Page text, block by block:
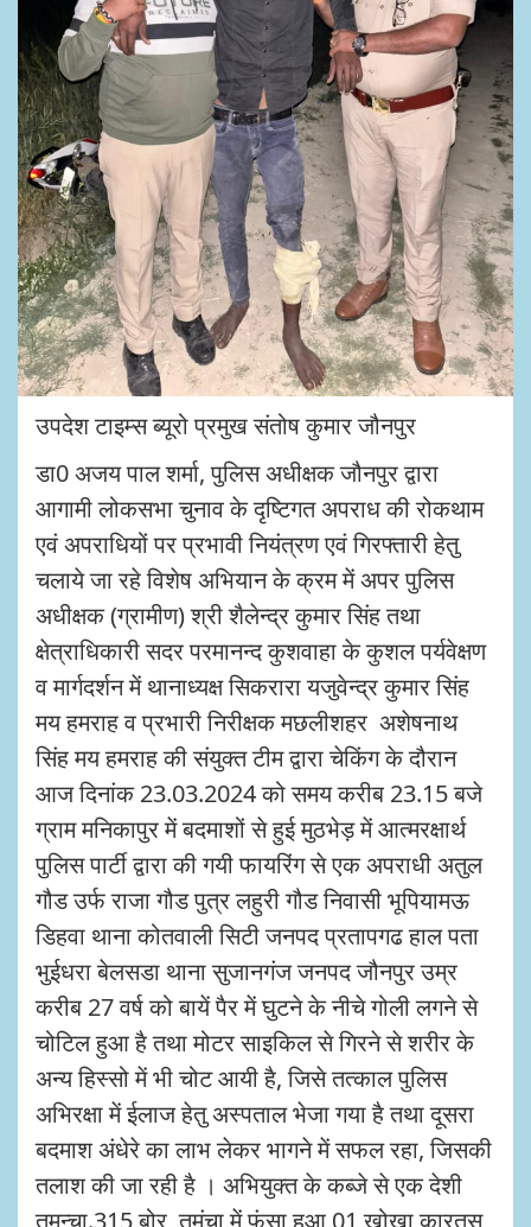
उपदेश टाइम्स ब्यूरो प्रमुख संतोष कुमार जौनपुर
डा0 अजय पाल शर्मा, पुलिस अधीक्षक जौनपुर द्वारा
आगामी लोकसभा चुनाव के दृष्टिगत अपराध की रोकथाम
एवं अपराधियों पर प्रभावी नियंत्रण एवं गिरफ्तारी हेतु
चलाये जा रहे विशेष अभियान के क्रम में अपर पुलिस
अधीक्षक (ग्रामीण) श्री शैलेन्द्र कुमार सिंह तथा
क्षेत्राधिकारी सदर परमानन्द कुशवाहा के कुशल पर्यवेक्षण
व मार्गदर्शन में थानाध्यक्ष सिकरारा यजुवेन्द्र कुमार सिंह
मय हमराह व प्रभारी निरीक्षक मछलीशहर अशेषनाथ
सिंह मय हमराह की संयुक्त टीम द्वारा चेकिंग के दौरान
आज दिनांक 23.03.2024 को समय करीब 23.15 बजे
ग्राम मनिकापुर में बदमाशों से हुई मुठभेड़ में आत्मरक्षार्थ
पुलिस पार्टी द्वारा की गयी फायरिंग से एक अपराधी अतुल
गौड उर्फ राजा गौड पुत्र लहुरी गौड निवासी भूपियामऊ
डिहवा थाना कोतवाली सिटी जनपद प्रतापगढ हाल पता
भुईधरा बेलसडा थाना सुजानगंज जनपद जौनपुर उम्र
करीब 27 वर्ष को बायें पैर में घुटने के नीचे गोली लगने से
चोटिल हुआ है तथा मोटर साइकिल से गिरने से शरीर के
अन्य हिस्सो में भी चोट आयी है, जिसे तत्काल पुलिस
अभिरक्षा में ईलाज हेतु अस्पताल भेजा गया है तथा दूसरा
बदमाश अंधेरे का लाभ लेकर भागने में सफल रहा, जिसकी
तलाश की जा रही है । अभियुक्त के कब्जे से एक देशी